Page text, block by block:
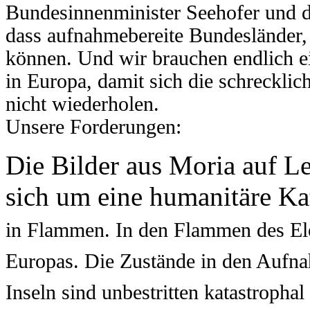
Bundesinnenminister Seehofer und
dass aufnahmebereite
können. Und wir brauchen endlich
in Europa, damit sich die
nicht wiederholen.
Unsere Forderungen:
Die Bilder aus Moria auf
sich um eine humanitäre
in Flammen. In den Flammen des
Europas. Die Zustände in den
Inseln sind unbestritten